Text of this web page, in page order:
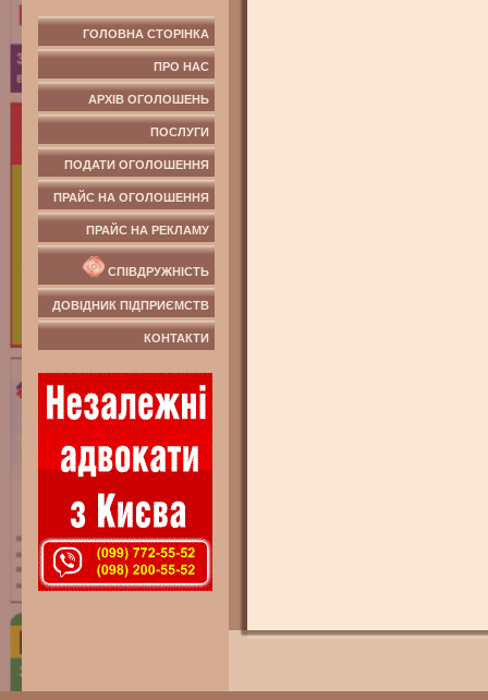
ГОЛОВНА СТОРІНКА
ПРО НАС
АРХІВ ОГОЛОШЕНЬ
ПОСЛУГИ
ПОДАТИ ОГОЛОШЕННЯ
ПРАЙС НА ОГОЛОШЕННЯ
ПРАЙС НА РЕКЛАМУ
СПІВДРУЖНІСТЬ
ДОВІДНИК ПІДПРИЄМСТВ
КОНТАКТИ